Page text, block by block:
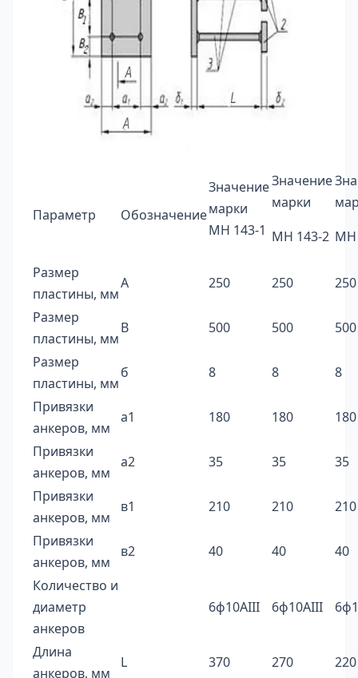
Параметр Обозначение
Значение
марки
МН 143-1
Значение
марки
МН 143-2 МН
Размер
пластины, мм
А 250 250
250
Размер
пластины, мм
В 500 500
500
Размер
пластины, мм
б 8 8
8
Привязки
анкеров, мм
а1 180 180
180
Привязки
анкеров, мм
а2 35 35
35
Привязки
анкеров, мм
в1 210 210
210
Привязки
анкеров, мм
в2 40 40
40
Количество и
диаметр
анкеров
6ф10AIII 6ф10AIII
Длина
анкеров, мм
L 370 270 220